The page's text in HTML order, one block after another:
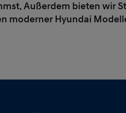
Außerdem bieten wir
moderner Hyundai